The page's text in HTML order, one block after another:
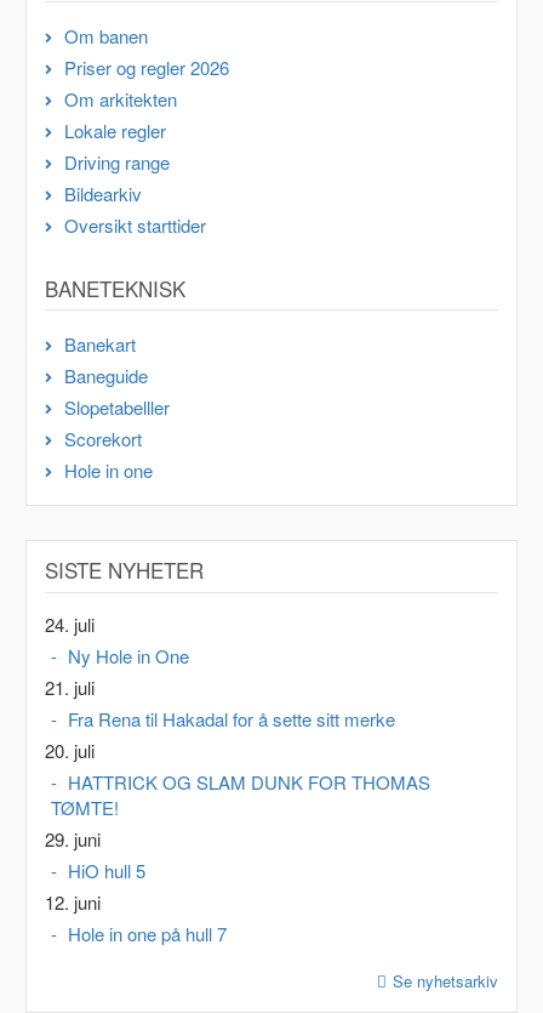
Om banen
Priser og regler 2026
Om arkitekten
Lokale regler
Driving range
Bildearkiv
Oversikt starttider
BANETEKNISK
Banekart
Baneguide
Slopetabelller
Scorekort
Hole in one
SISTE NYHETER
24. juli
Ny Hole in One
21. juli
Fra Rena til Hakadal for å sette sitt merke
20. juli
HATTRICK OG SLAM DUNK FOR THOMAS
TØMTE!
29. juni
HiO hull 5
12. juni
Hole in one på hull 7
Se nyhetsarkiv